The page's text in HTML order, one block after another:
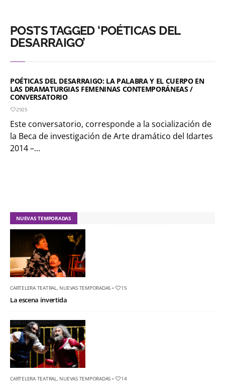
POSTS TAGGED ‘POÉTICAS DEL
DESARRAIGO’
POÉTICAS DEL DESARRAIGO: LA PALABRA Y EL CUERPO EN
LAS DRAMATURGIAS FEMENINAS CONTEMPORÁNEAS /
CONVERSATORIO
2925
Este conversatorio, corresponde a la socialización de
la Beca de investigación de Arte dramático del Idartes
2014 –...
NUEVAS TEMPORADAS
CARTELERA TEATRAL NUEVAS TEMPORADAS • 15
La escena invertida
CARTELERA TEATRAL NUEVAS TEMPORADAS • 14